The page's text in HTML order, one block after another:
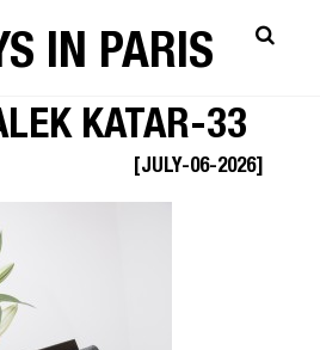
IN PARIS
KATAR-33
[JULY-06-2026]